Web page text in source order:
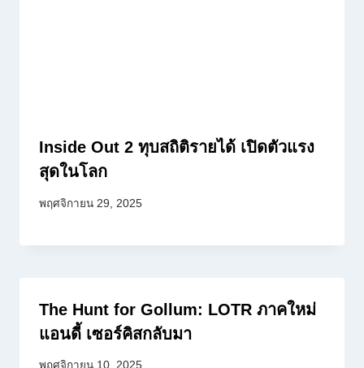
Inside Out 2 ทุบสถิติรายได้ เปิดตัวแรง
สุดในโลก
พฤศจิกายน 29, 2025
The Hunt for Gollum: LOTR ภาคใหม่
แอนดี้ เซอร์คิสกลับมา
พฤศจิกายน 10, 2025